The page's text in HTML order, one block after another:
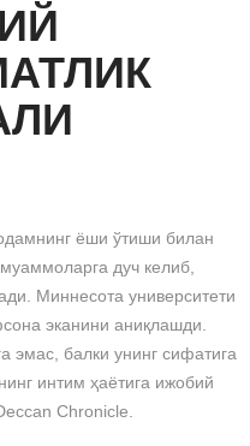
ёши ўтиши билан
дуч келиб,
Миннесота университети
эканини аниқлашди.
эмас, балки унинг сифатига
интим ҳаётига ижобий
Chronicle.